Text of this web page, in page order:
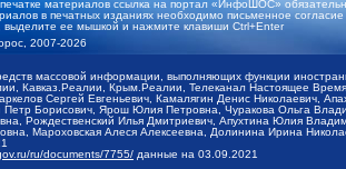
материалов ссылка на портал «ИнфоШОС»
в печатных изданиях необходимо письменное
выделите ее мышкой и нажмите клавиши Ctrl+Enter
2007-2026
массовой информации, выполняющих функции
Кавказ.Реалии, Крым.Реалии, Телеканал Настоящее
Сергей Евгеньевич, Камалягин Денис Николаевич,
Петр Борисович, Ярош Юлия Петровна, Чуракова Ольга
Рождественский Илья Дмитриевич, Апухтина Юлия
Мароховская Алеся Алексеевна, Долинина Ирина
ru/documents/7755/ данные на 03.09.2021